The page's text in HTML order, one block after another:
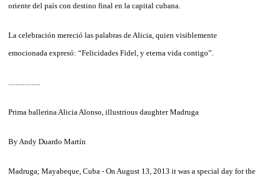
oriente del país con destino final en la capital cubana.
La celebración mereció las palabras de Alicia, quien visiblemente
emocionada expresó: “Felicidades Fidel, y eterna vida contigo”.
Prima ballerina Alicia Alonso, illustrious daughter Madruga
By Andy Duardo Martín
Madruga; Mayabeque, Cuba - On August 13, 2013 it was a special day for the